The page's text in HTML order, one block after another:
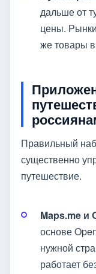
дальше от
цены.
же товары
Правильный
существенно
путешествие.
Maps.me и
основе
нужной
работает